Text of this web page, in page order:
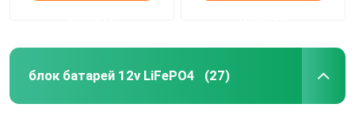
блок батарей 12v LiFePO4 (27)